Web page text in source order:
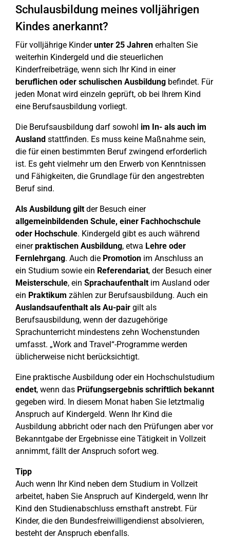
Schulausbildung meines volljährigen
Kindes anerkannt?
Für volljährige Kinderunter 25 Jahren erhalten Sie
weiterhin Kindergeld und die steuerlichen
Kinderfreibeträge, wenn sich Ihr Kind in einer
beruflichen oder schulischen Ausbildung befindet. Für
jeden Monat wird einzeln geprüft, ob bei Ihrem Kind
eine Berufsausbildung vorliegt.
Die Berufsausbildung darf sowohl im In- als auch im
Ausland stattfinden. Es muss keine Maßnahme sein,
die für einen bestimmten Beruf zwingend erforderlich
ist. Es geht vielmehr um den Erwerb von Kenntnissen
und Fähigkeiten, die Grundlage für den angestrebten
Beruf sind.
Als Ausbildung giltder Besuch einer
allgemeinbildenden Schule, einer Fachhochschule
oder Hochschule. Kindergeld gibt es auch während
einerpraktischen Ausbildung, etwa Lehre oder
Fernlehrgang. Auch die Promotion im Anschluss an
ein Studium sowie ein Referendariat, der Besuch einer
Meisterschule, ein Sprachaufenthaltim Ausland oder
ein Praktikum zählen zur Berufsausbildung. Auch ein
Auslandsaufenthalt als Au-pair gilt als
Berufsausbildung, wenn der dazugehörige
Sprachunterricht mindestens zehn Wochenstunden
umfasst. „Work and Travel“-Programme werden
üblicherweise nicht berücksichtigt.
Eine praktische Ausbildung oder ein Hochschulstudium
endet, wenn das Prüfungsergebnis schriftlich bekannt
gegeben wird. In diesem Monat haben Sie letztmalig
Anspruch auf Kindergeld. Wenn Ihr Kind die
Ausbildung abbricht oder nach den Prüfungen aber vor
Bekanntgabe der Ergebnisse eine Tätigkeit in Vollzeit
annimmt, fällt der Anspruch sofort weg.
Tipp
Auch wenn Ihr Kind neben dem Studium in Vollzeit
arbeitet, haben Sie Anspruch auf Kindergeld, wenn Ihr
Kind den Studienabschluss ernsthaft anstrebt. Für
Kinder, die den Bundesfreiwilligendienst absolvieren,
besteht der Anspruch ebenfalls.